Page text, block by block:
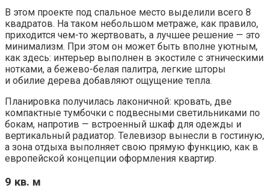
В этом проекте под спальное место выделили всего 8
квадратов. На таком небольшом метраже, как правило,
приходится чем-то жертвовать, а лучшее решение — это
минимализм. При этом он может быть вполне уютным,
как здесь: интерьер выполнен в экостиле с этническими
нотками, а бежево-белая палитра, легкие шторы
и обилие дерева добавляют ощущение тепла.
Планировка получилась лаконичной: кровать, две
компактные тумбочки с подвесными светильниками по
бокам, напротив — встроенный шкаф для одежды и
вертикальный радиатор. Телевизор вынесли в гостиную,
а зона отдыха выполняет свою прямую функцию, как в
европейской концепции оформления квартир.
9 кв. м